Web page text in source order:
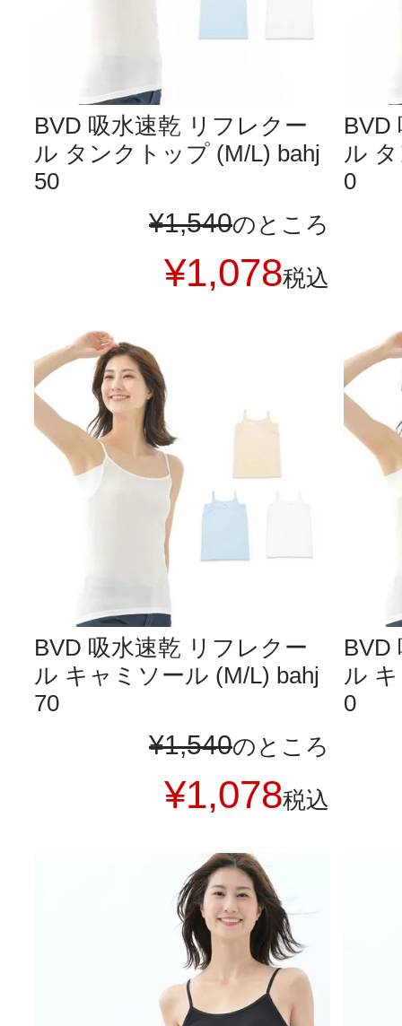
BVD 吸水速乾 リフレクー
ル タンクトップ (M/L) bahj
50
¥1,540のところ
¥1,078税込
BVD
ル
0
BVD 吸水速乾 リフレクー
ル キャミソール (M/L) bahj
70
¥1,540のところ
¥1,078税込
BVD
ル
0